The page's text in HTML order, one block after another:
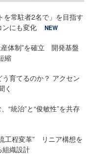
を常駐者2名で」を目指す
ンにも変化
NEW
体制”を確立 開発基盤
縮
育てるのか？ アクセン
く
“統治”と“俊敏性”を共存
工程変革” リニア構想を
組織設計